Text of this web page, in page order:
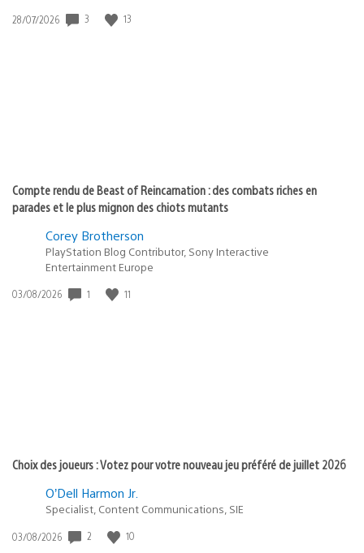
Date
28/07/2026 3 13
Compte rendu de Beast of Reincarnation : des combats riches en
parades et le plus mignon des chiots mutants
Corey Brotherson
PlayStation Blog Contributor, Sony Interactive
Entertainment Europe
Date
03/08/2026 1 11
Choix des joueurs : Votez pour votre nouveau jeu préféré de juillet 2026
O’Dell Harmon Jr.
Specialist, Content Communications, SIE
Date
03/08/2026 2 10